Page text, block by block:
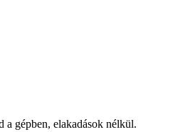
a gépben, elakadások nélkül.